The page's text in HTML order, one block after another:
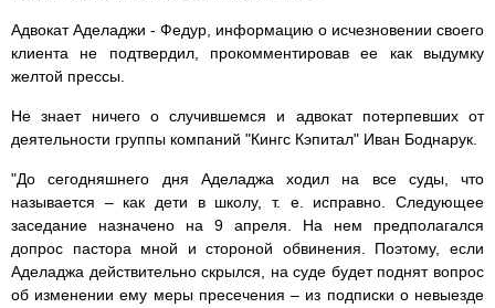
Адвокат Аделаджи - Федур, информацию о исчезновении своего
клиента не подтвердил, прокомментировав ее как выдумку
желтой прессы.
Не знает ничего о случившемся и адвокат потерпевших от
деятельности группы компаний "Кингс Кэпитал" Иван Боднарук.
"До сегодняшнего дня Аделаджа ходил на все суды, что
называется – как дети в школу, т. е. исправно. Следующее
заседание назначено на 9 апреля. На нем предполагался
допрос пастора мной и стороной обвинения. Поэтому, если
Аделаджа действительно скрылся, на суде будет поднят вопрос
об изменении ему меры пресечения – из подписки о невыезде